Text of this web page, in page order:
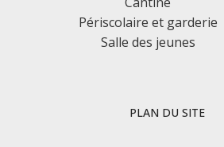
Périscolaire et garderie
Salle des jeunes
PLAN DU SITE